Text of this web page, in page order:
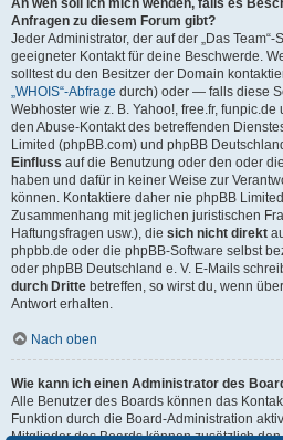
An wen soll ich mich wenden, falls es
Anfragen zu diesem Forum gibt?
Jeder Administrator, der auf der „Das
geeigneter Kontakt für deine Beschwerde.
solltest du den Besitzer der Domain
„WHOIS“-Abfrage durch) oder — falls diese
Webhoster wie z. B. Yahoo!, free.fr,
den Abuse-Kontakt des betreffenden
Limited (phpBB.com) und phpBB
Einfluss auf die Benutzung oder den oder
haben und dafür in keiner Weise zur
können. Kontaktiere daher nie phpBB
Zusammenhang mit jeglichen juristischen
Haftungsfragen usw.), die sich nicht direkt
phpbb.de oder die phpBB-Software selbst
oder phpBB Deutschland e. V. E-Mails
durch Dritte betreffen, so wirst du, wenn
Antwort erhalten.
Nach oben
Wie kann ich einen Administrator des
Alle Benutzer des Boards können das
Funktion durch die Board-Administration
Mitglieder des Boards können zusätzlich den